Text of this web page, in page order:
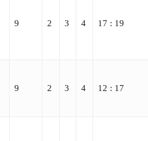
9 2 3 4 17 : 19
9 2 3 4 12 : 17